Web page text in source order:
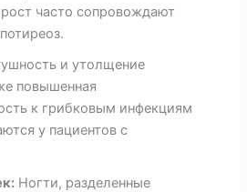
часто сопровождают
и утолщение
повышенная
к грибковым инфекциям
у пациентов с
Ногти, разделенные